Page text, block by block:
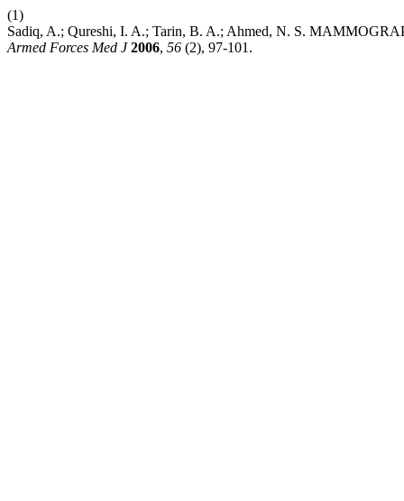
(1)
Sadiq, A.; Qureshi, I. A.; Tarin, B. A.; Ahmed, N. S.
Armed Forces Med J 2006, 56 (2), 97-101.